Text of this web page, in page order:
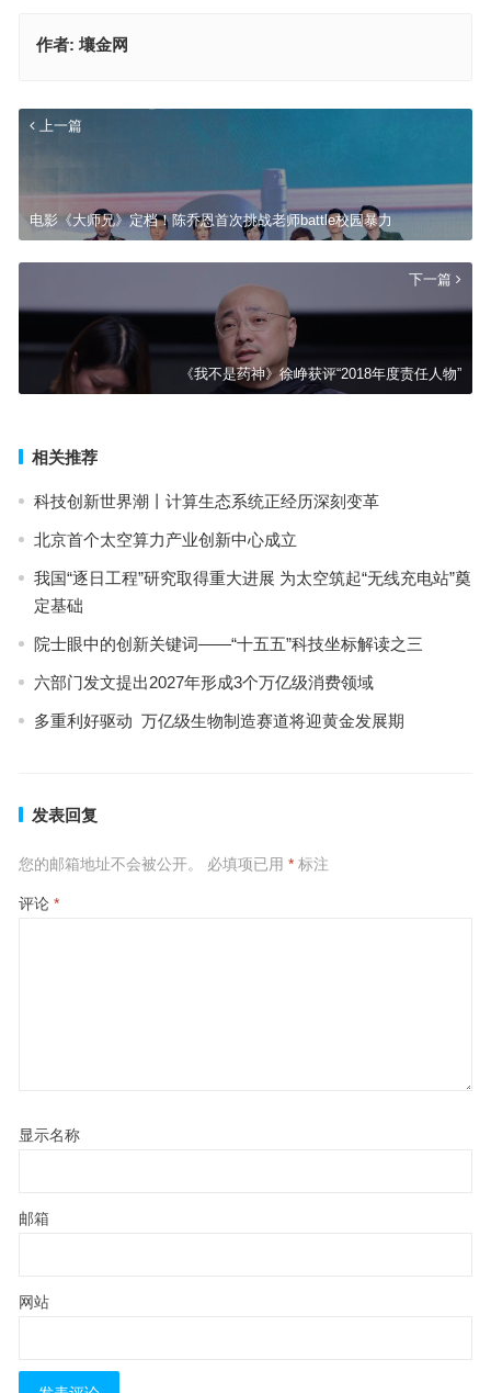
作者: 壤金网
上一篇
电影《大师兄》定档！陈乔恩首次挑战老师battle校园暴力
下一篇
《我不是药神》徐峥获评“2018年度责任人物”
相关推荐
科技创新世界潮丨计算生态系统正经历深刻变革
北京首个太空算力产业创新中心成立
我国“逐日工程”研究取得重大进展 为太空筑起“无线充电站”奠
定基础
院士眼中的创新关键词——“十五五”科技坐标解读之三
六部门发文提出2027年形成3个万亿级消费领域
多重利好驱动 万亿级生物制造赛道将迎黄金发展期
发表回复
您的邮箱地址不会被公开。 必填项已用 *标注
评论 *
显示名称
邮箱
网站